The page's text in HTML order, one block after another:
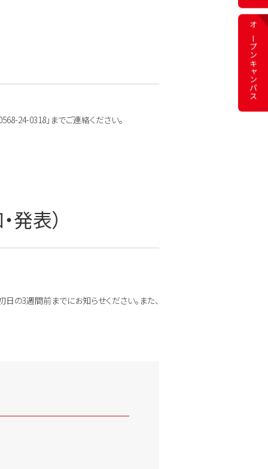
24-0318」までご連絡ください。
発表）
の3週間前までにお知らせください。また、
オープン
キャンパス